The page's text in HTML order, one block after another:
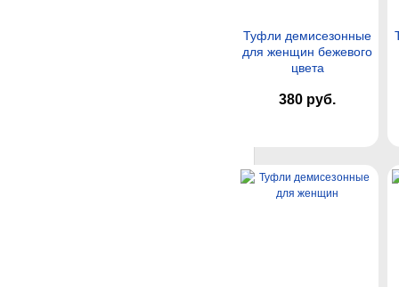
Туфли демисезонные
для женщин бежевого
цвета
380 руб.